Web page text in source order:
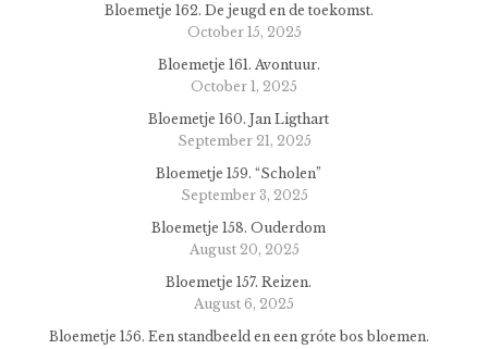
Bloemetje 162. De jeugd en de toekomst.
October 15, 2025
Bloemetje 161. Avontuur.
October 1, 2025
Bloemetje 160. Jan Ligthart
September 21, 2025
Bloemetje 159. “Scholen”
September 3, 2025
Bloemetje 158. Ouderdom
August 20, 2025
Bloemetje 157. Reizen.
August 6, 2025
Bloemetje 156. Een standbeeld en een gróte bos bloemen.